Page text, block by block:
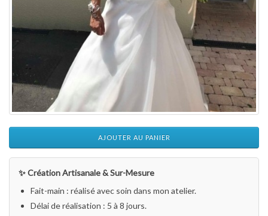
AJOUTER AU PANIER
✨ Création Artisanale & Sur-Mesure
Fait-main : réalisé avec soin dans mon atelier.
Délai de réalisation : 5 à 8 jours.